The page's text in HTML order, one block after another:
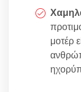
μοτέρ